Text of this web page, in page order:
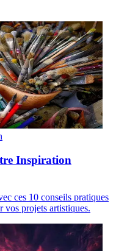
Inspiration
ces 10 conseils pratiques
vos projets artistiques.